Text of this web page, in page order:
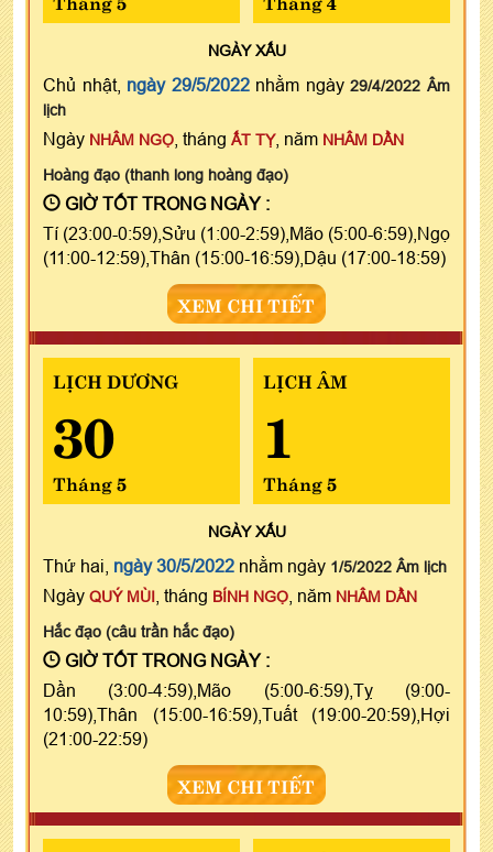
NGÀYXẤU
Chủ nhật, ngày 29/5/2022nhằm ngày29/4/2022 Âm
lịch
Ngày NHÂM NGỌ , tháng ẤT TỴ, năm NHÂM DẦN
Hoàng đạo (thanh long hoàng đạo)
GIỜ TỐT TRONG NGÀY :
Tí (23:00-0:59),Sửu (1:00-2:59),Mão (5:00-6:59),Ngọ
(11:00-12:59),Thân (15:00-16:59),Dậu (17:00-18:59)
XEM CHI TIẾT
LỊCH DƯƠNG
30
Tháng 5
LỊCH ÂM
1
Tháng 5
NGÀYXẤU
Thứ hai, ngày 30/5/2022 nhằm ngày 1/5/2022 Âm lịch
Ngày QUÝ MÙI , tháng BÍNH NGỌ , năm NHÂM DẦN
Hắc đạo (câu trần hắc đạo)
GIỜ TỐT TRONG NGÀY :
Dần (3:00-4:59),Mão (5:00-6:59),Tỵ (9:00-
10:59),Thân (15:00-16:59),Tuất (19:00-20:59),Hợi
(21:00-22:59)
XEM CHI TIẾT